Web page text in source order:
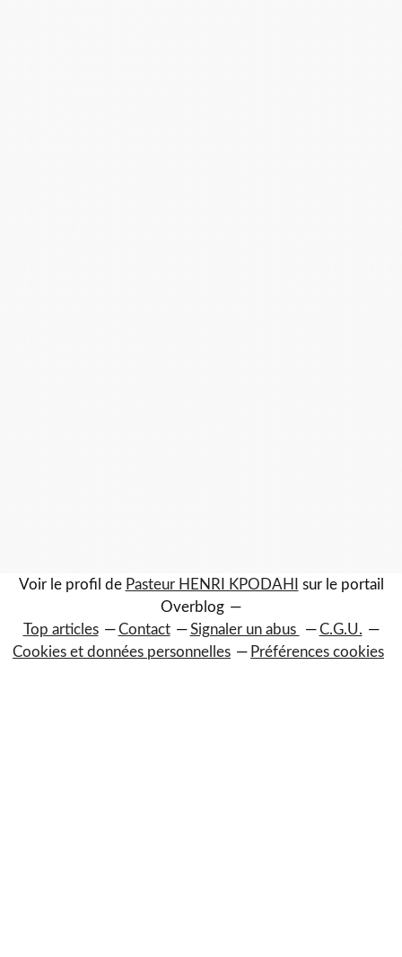
Voir le profil de Pasteur HENRI KPODAHI
sur le portail
Overblog
Top articles
Contact Signaler un abus
C.G.U.
Cookies et données personnelles
Préférences cookies